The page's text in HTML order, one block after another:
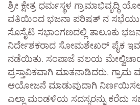
ಶ್ರೀ ಕ್ಷೇತ್ರ ಧರ್ಮಸ್ಥಳ
ವತಿಯಿಂದ ಭಜನಾ ಪರಿಷತ್ ನ ಸಭೆಯು
ಸೊಸೈಟಿ ಸಭಾಂಗಣದಲ್ಲಿ ತಾಲೂಕು
ನಿರ್ದೇಶಕರಾದ ಸೋಮಶೇಖರ್ ಪೈಕ
ನಡೆಯಿತು. ಸಂಪಾಜೆ ವಲಯ
ಪ್ರಸ್ತಾವಿಕವಾಗಿ ಮಾತನಾಡಿದರು. ಗ್ರಾಮ
ಆಯೋಜನೆ ಮಾಡುವುದಾಗಿ
ಎಲ್ಲಾ ಮಂಡಳಿಯ ಸದಸ್ಯರನ್ನು ಕರೆದು